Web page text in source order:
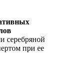
серебряной
при ее